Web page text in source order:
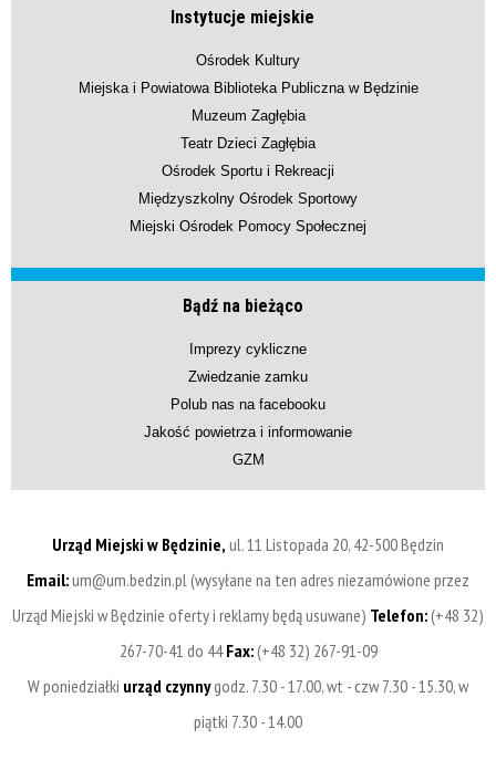
Instytucje miejskie
Ośrodek Kultury
Miejska i Powiatowa Biblioteka Publiczna w Będzinie
Muzeum Zagłębia
Teatr Dzieci Zagłębia
Ośrodek Sportu i Rekreacji
Międzyszkolny Ośrodek Sportowy
Miejski Ośrodek Pomocy Społecznej
Bądź na bieżąco
Imprezy cykliczne
Zwiedzanie zamku
Polub nas na facebooku
Jakość powietrza i informowanie
GZM
Urząd Miejski w Będzinie, ul. 11 Listopada 20, 42-500 Będzin
Email:um@um.bedzin.pl (wysyłane na ten adres niezamówione przez
Urząd Miejski w Będzinie oferty i reklamy będą usuwane) Telefon:(+48 32)
267-70-41 do 44Fax:(+48 32) 267-91-09
W poniedziałki urząd czynnygodz. 7.30 - 17.00, wt - czw 7.30 - 15.30, w
piątki 7.30 - 14.00